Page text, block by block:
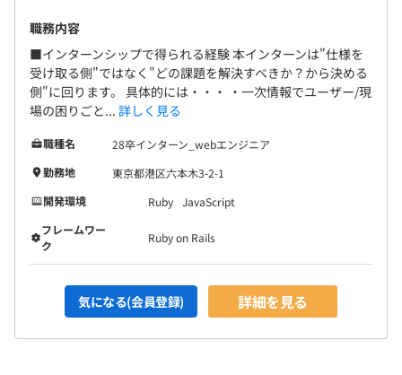
事業部の中に複数のプロダクトが存在し、リアル産業にお
ける課題の提供価値最大化を目指し、大小さまざまな挑戦
に取り組んでいます。
新規事業としてのプロダクト開発や既存の機能開発など、
少人数の開発プロジェクトを組んでいます。
職種で分業するのではなく、「目的を達成するためのチー
マーケター、カスタマーサービスなどさまざま職種と協業
しながら開発をおこなっています。
◆プロジェクト例
・新規事業プロジェクト：マネジャー、エンジニア、デザ
イナー、セールス
・グロースプロジェクト：エンジニア、マーケター、ディ
レクター
職務内容
■インターンシップで得られる経験 本インターンは"仕様を
受け取る側"ではなく"どの課題を解決すべきか？から決める
側"に回ります。 具体的には・・・ ・一次情報でユーザー/現
場の困りごと... 詳しく見る
職種名
28卒インターン_webエンジニア
勤務地
東京都港区六本木3-2-1
開発環境
Ruby JavaScript
フレームワー
ク
Ruby on Rails
気になる(会員登録) 詳細を見る